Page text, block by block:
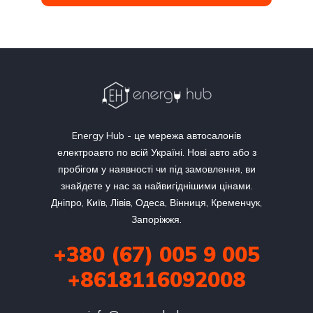
Energy Hub - це мережа автосалонів
електроавто по всій Україні. Нові авто або з
пробігом у наявності чи під замовлення, ви
знайдете у нас за найвигіднішими цінами.
Дніпро, Київ, Лівів, Одеса, Вінниця, Кременчук,
Запоріжжя.
+380 (67) 005 9 005
+8618116092008